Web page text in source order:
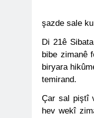
şazde sale
Di 21ê
bibe zimanê
biryara
temirand.
Çar sal piştî
hev wekî